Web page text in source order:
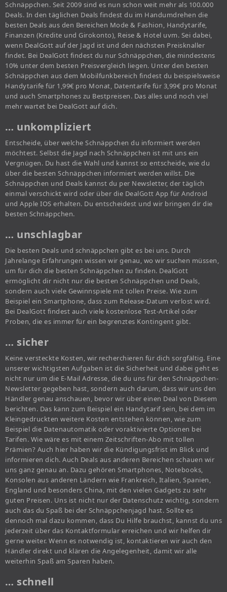
Schnäppchen. Seit 2009 sind es nun schon weit mehr als 100.000
Deals. In den täglichen Deals findest du im Handumdrehen die
besten Deals aus den Bereichen Mode & Fashion, Handytarife,
Finanzen (Kredite und Girokonto), Reise & Hotel uvm. Sei dabei,
wenn DealGott auf der Jagd ist und den nächsten Preisknaller
findet. Bei DealGott findest du nur Schnäppchen, die mindestens
10% unter dem besten Preisvergleich liegen. Unter den besten
Schnäppchen aus dem Mobilfunkbereich findest du beispielsweise
Handytarife für 1,99€ pro Monat, Datentarife für 3,99€ pro Monat
und auch Smartphones zu Bestpreisen. Das alles und noch viel
mehr wartet bei DealGott auf dich.
… unkompliziert
Entscheide, über welche Schnäppchen du informiert werden
möchtest. Selbst die Jagd nach Schnäppchen ist mit uns ein
Vergnügen. Du hast die Wahl und kannst so entscheide, wie du
über die besten Schnäppchen informiert werden willst. Die
Schnäppchen und Deals kannst du per Newsletter, der täglich
einmal verschickt wird oder über die DealGott App für Android
und Apple IOS erhalten. Du entscheidest und wir bringen dir die
besten Schnäppchen.
… unschlagbar
Die besten Deals und schnäppchen gibt es bei uns. Durch
Jahrelange Erfahrungen wissen wir genau, wo wir suchen müssen,
um für dich die besten Schnäppchen zu finden. DealGott
ermöglicht dir nicht nur die besten Schnäppchen und Deals,
sondern auch viele Gewinnspiele mit tollen Preise. Wie zum
Beispiel ein Smartphone, dass zum Release-Datum verlost wird.
Bei DealGott findest auch viele kostenlose Test-Artikel oder
Proben, die es immer für ein begrenztes Kontingent gibt.
… sicher
Keine versteckte Kosten, wir recherchieren für dich sorgfältig. Eine
unserer wichtigsten Aufgaben ist die Sicherheit und dabei geht es
nicht nur um die E-Mail Adresse, die du uns für den Schnäppchen-
Newsletter gegeben hast, sondern auch darum, dass wir uns den
Händler genau anschauen, bevor wir über einen Deal von Diesem
berichten. Das kann zum Beispiel ein Handytarif sein, bei dem im
Kleingedruckten weitere Kosten entstehen können, wie zum
Beispiel die Datenautomatik oder voraktivierte Optionen bei
Tarifen. Wie wäre es mit einem Zeitschriften-Abo mit tollen
Prämien? Auch hier haben wir die Kündigungsfrist im Blick und
informieren dich. Auch Deals aus anderen Bereichen schauen wir
uns ganz genau an. Dazu gehören Smartphones, Notebooks,
Konsolen aus anderen Ländern wie Frankreich, Italien, Spanien,
England und besonders China, mit den vielen Gadgets zu sehr
guten Preisen. Uns ist nicht nur der Datenschutz wichtig, sondern
auch das du Spaß bei der Schnäppchenjagd hast. Sollte es
dennoch mal dazu kommen, dass Du Hilfe brauchst, kannst du uns
jederzeit über das Kontaktformular erreichen und wir helfen dir
gerne weiter. Wenn es notwendig ist, kontaktieren wir auch den
Händler direkt und klären die Angelegenheit, damit wir alle
weiterhin Spaß am Sparen haben.
… schnell